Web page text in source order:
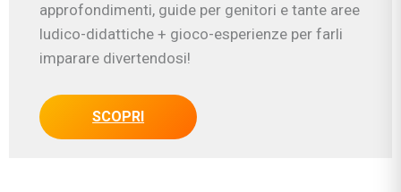
approfondimenti, guide per genitori e tante aree
ludico-didattiche + gioco-esperienze per farli
imparare divertendosi!
SCOPRI